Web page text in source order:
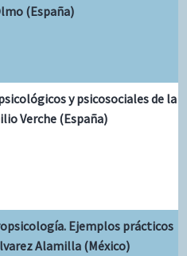
(España)
y psicosociales de la
Verche (España)
Ejemplos prácticos
Alamilla (México)